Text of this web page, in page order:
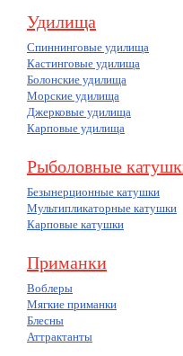
Удилища
Спиннинговые удилища
Кастинговые удилища
Болонские удилища
Морские удилища
Джерковые удилища
Карповые удилища
Рыболовные
Безынерционные катушки
Мультипликаторные катушки
Карповые катушки
Приманки
Воблеры
Мягкие приманки
Блесны
Аттрактанты